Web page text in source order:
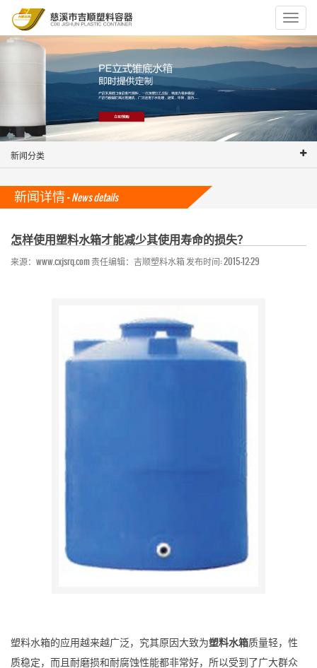
Toggle
新闻分类
新闻详情 -News details
怎样使用塑料水箱才能减少其使用寿命的损失？
来源：www.cxjsrq.com 责任编辑：吉顺塑料水箱 发布时间: 2015-12-29
塑料水箱的应用越来越广泛，究其原因大致为塑料水箱质量轻，性
质稳定，而且耐磨损和耐腐蚀性能都非常好，所以受到了广大群众